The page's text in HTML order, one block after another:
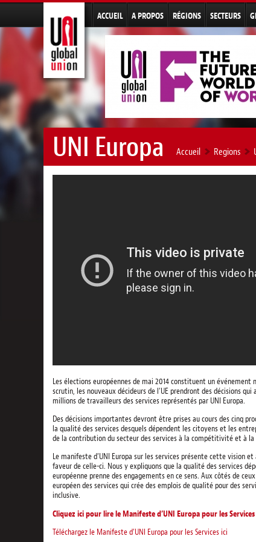
ACCUEIL A PROPOS RÉGIONS SECTEURS
UNI Europa Accueil Regions
Les élections européennes de mai 2014 constituent un
scrutin, les nouveaux décideurs de l’UE prendront des décisions
millions de travailleurs des services représentés par UNI Europa.
Des décisions importantes devront être prises au cours des cinq
la qualité des services desquels dépendent les citoyens et les
de la contribution du secteur des services à la compétitivité et à la
Le manifeste d’UNI Europa sur les services présente cette vision
faveur de celle-ci. Nous y expliquons que la qualité des services
européenne prenne des engagements en ce sens. Aux côtés de
européen des services qui crée des emplois de qualité pour des
inclusive.
Cliquez ici pour lire le Manifeste d’UNI Europa pour les Services
Téléchargez le Manifeste d’UNI Europa pour les Services ici